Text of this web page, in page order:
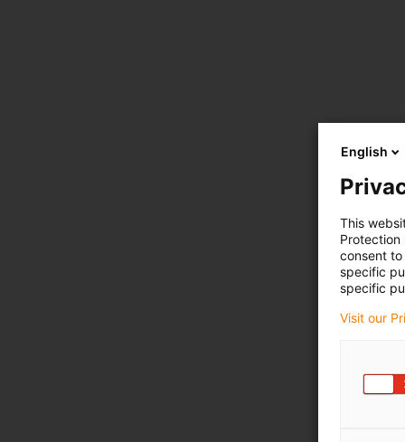
English
This
Protection
consent
specific
specific
Visit our